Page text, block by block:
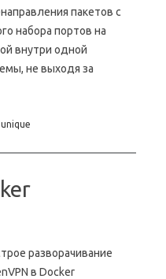
пакетов с
набора портов на
внутри одной
не выходя за
unique
разворачивание
в Docker